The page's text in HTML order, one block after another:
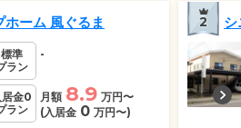
ホーム 風ぐるま
標準
ラン
-
居金0
ラン
月額 8.9 万円〜
(入居金 0 万円〜)
2